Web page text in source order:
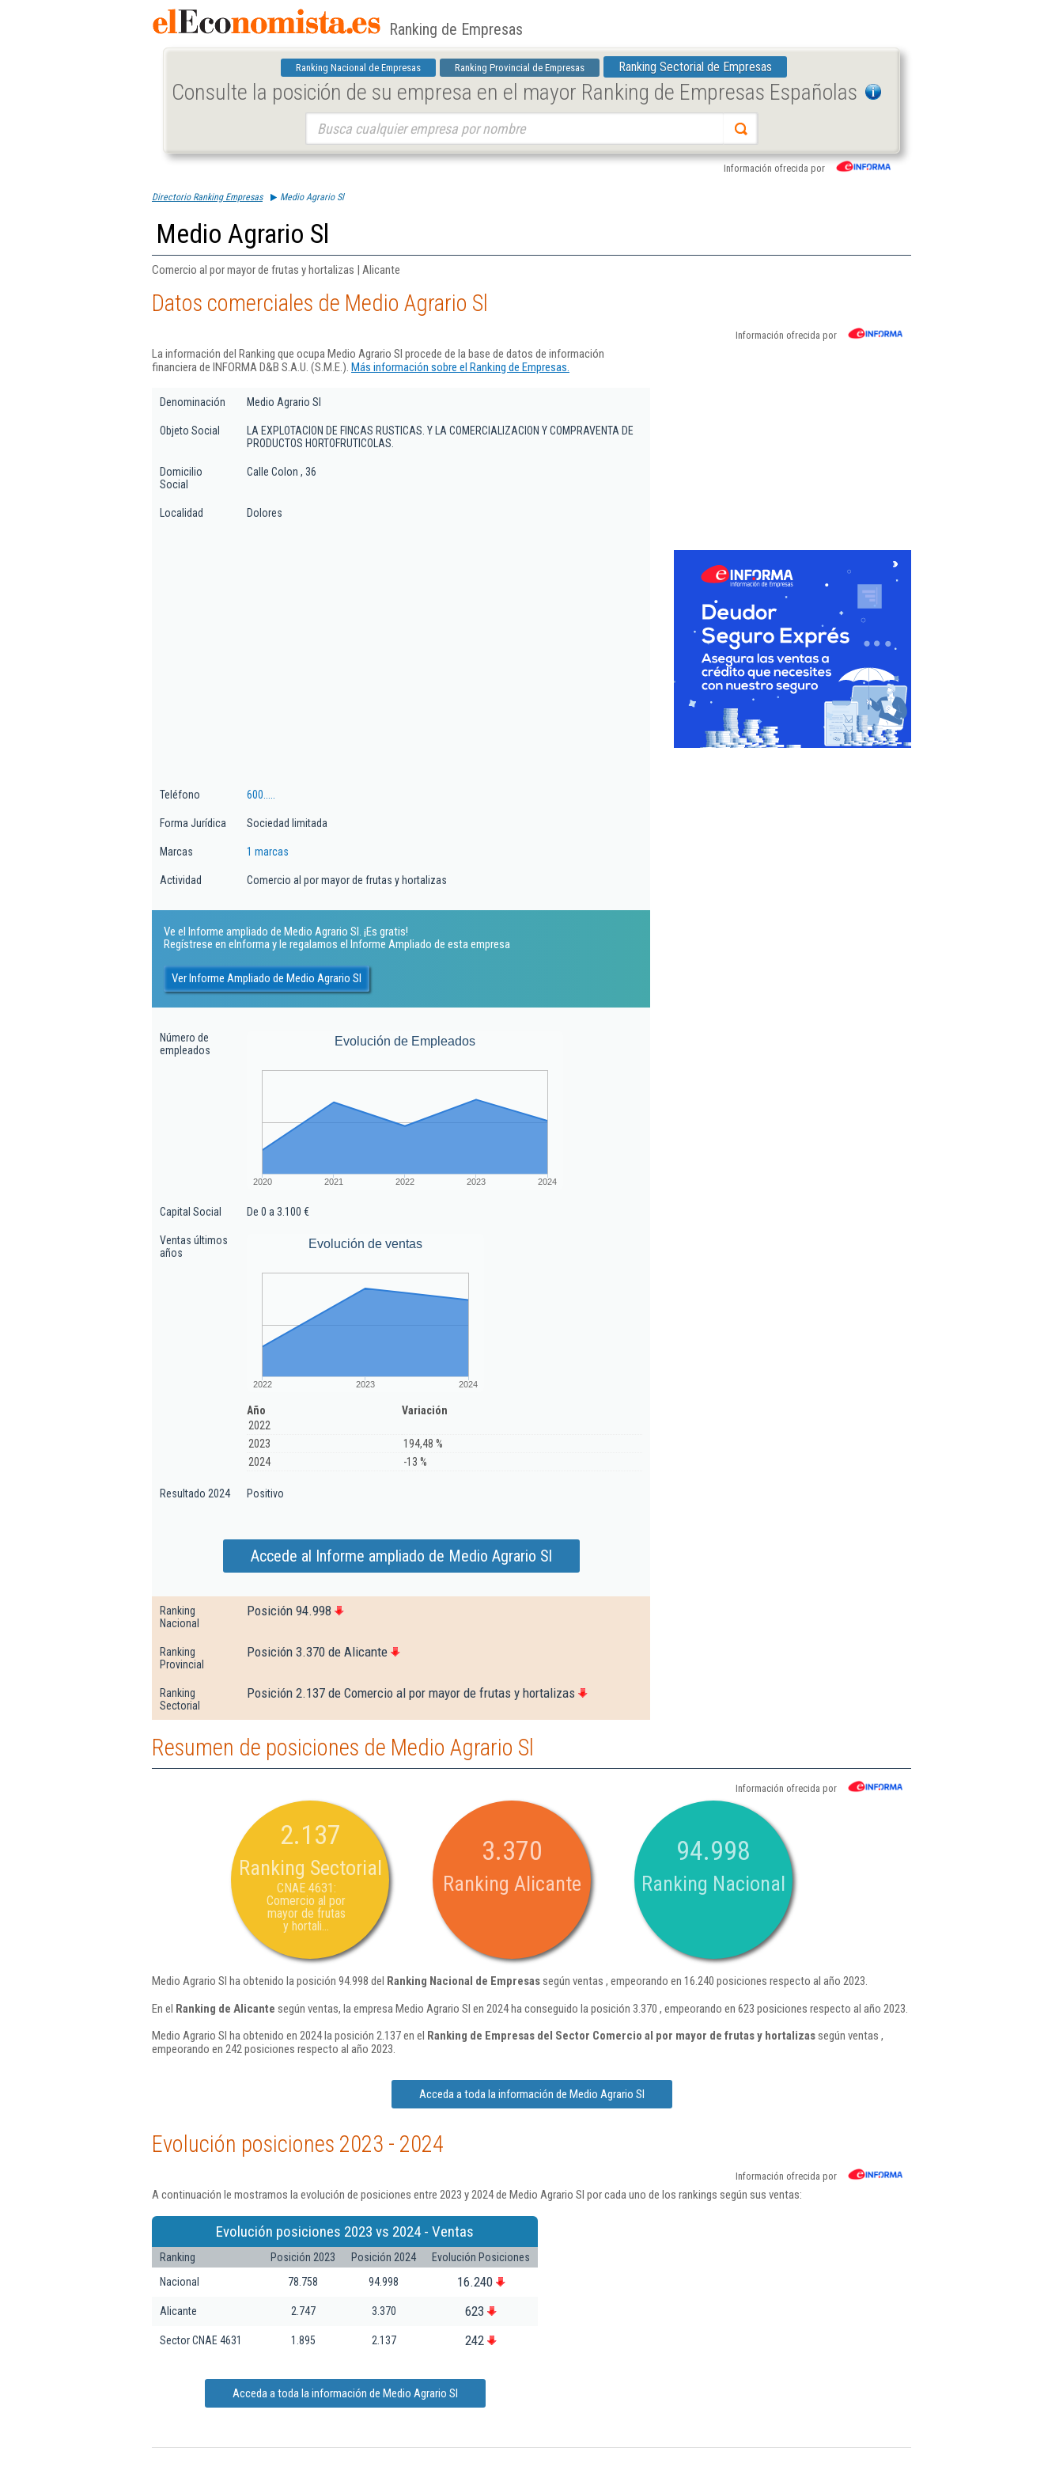
Ranking de Empresas
Ranking Nacional de Empresas Ranking Provincial de Empresas Ranking Sectorial de Empresas
Consulte la posición de su empresa en el mayor Ranking de Empresas Españolas
Información ofrecida por
Directorio Ranking Empresas Medio Agrario Sl
Medio Agrario Sl
Comercio al por mayor de frutas y hortalizas | Alicante
Datos comerciales de Medio Agrario Sl
Información ofrecida por
La información del Ranking que ocupa Medio Agrario Sl procede de la base de datos de información
financiera de INFORMA D&B S.A.U. (S.M.E.). Más información sobre el Ranking de Empresas.
Denominación Medio Agrario Sl
Objeto Social
LA EXPLOTACION DE FINCAS RUSTICAS. Y LA COMERCIALIZACION Y COMPRAVENTA DE
PRODUCTOS HORTOFRUTICOLAS.
Domicilio
Social
Calle Colon , 36
Localidad Dolores
Teléfono 600.....
Forma Jurídica Sociedad limitada
Marcas 1 marcas
Actividad Comercio al por mayor de frutas y hortalizas
Ve el Informe ampliado de Medio Agrario Sl. ¡Es gratis!
Regístrese en eInforma y le regalamos el Informe Ampliado de esta empresa
Ver Informe Ampliado de Medio Agrario Sl
Número de
empleados
Evolución de Empleados
2020 2021 2022 2023 2024
Capital Social De 0 a 3.100 €
Ventas últimos
años
Evolución de ventas
2022 2023 2024
Año
Variación
2022
2023
194,48 %
2024
-13 %
Resultado 2024 Positivo
Accede al Informe ampliado de Medio Agrario Sl
Ranking
Nacional
Posición 94.998
Ranking
Provincial
Posición 3.370 de Alicante
Ranking
Sectorial
Posición 2.137 de Comercio al por mayor de frutas y hortalizas
Resumen de posiciones de Medio Agrario Sl
Información ofrecida por
2.137
Ranking Sectorial
CNAE 4631:
Comercio al por
mayor de frutas
y hortali...
3.370
Ranking Alicante
94.998
Ranking Nacional
Medio Agrario Sl ha obtenido la posición 94.998 del Ranking Nacional de Empresassegún ventas , empeorando en 16.240 posiciones respecto al año 2023.
En el Ranking de Alicante según ventas, la empresa Medio Agrario Sl en 2024 ha conseguido la posición 3.370 , empeorando en 623 posiciones respecto al año 2023.
Medio Agrario Sl ha obtenido en 2024 la posición 2.137 en el Ranking de Empresas del Sector Comercio al por mayor de frutas y hortalizassegún ventas ,
empeorando en 242 posiciones respecto al año 2023.
Acceda a toda la información de Medio Agrario Sl
Evolución posiciones 2023 - 2024
Información ofrecida por
A continuación le mostramos la evolución de posiciones entre 2023 y 2024 de Medio Agrario Sl por cada uno de los rankings según sus ventas:
Evolución posiciones 2023 vs 2024 - Ventas
Ranking Posición 2023 Posición 2024
Evolución Posiciones
Nacional
78.758 94.998 16.240
Alicante 2.747 3.370 623
Sector CNAE 4631 1.895 2.137 242
Acceda a toda la información de Medio Agrario Sl